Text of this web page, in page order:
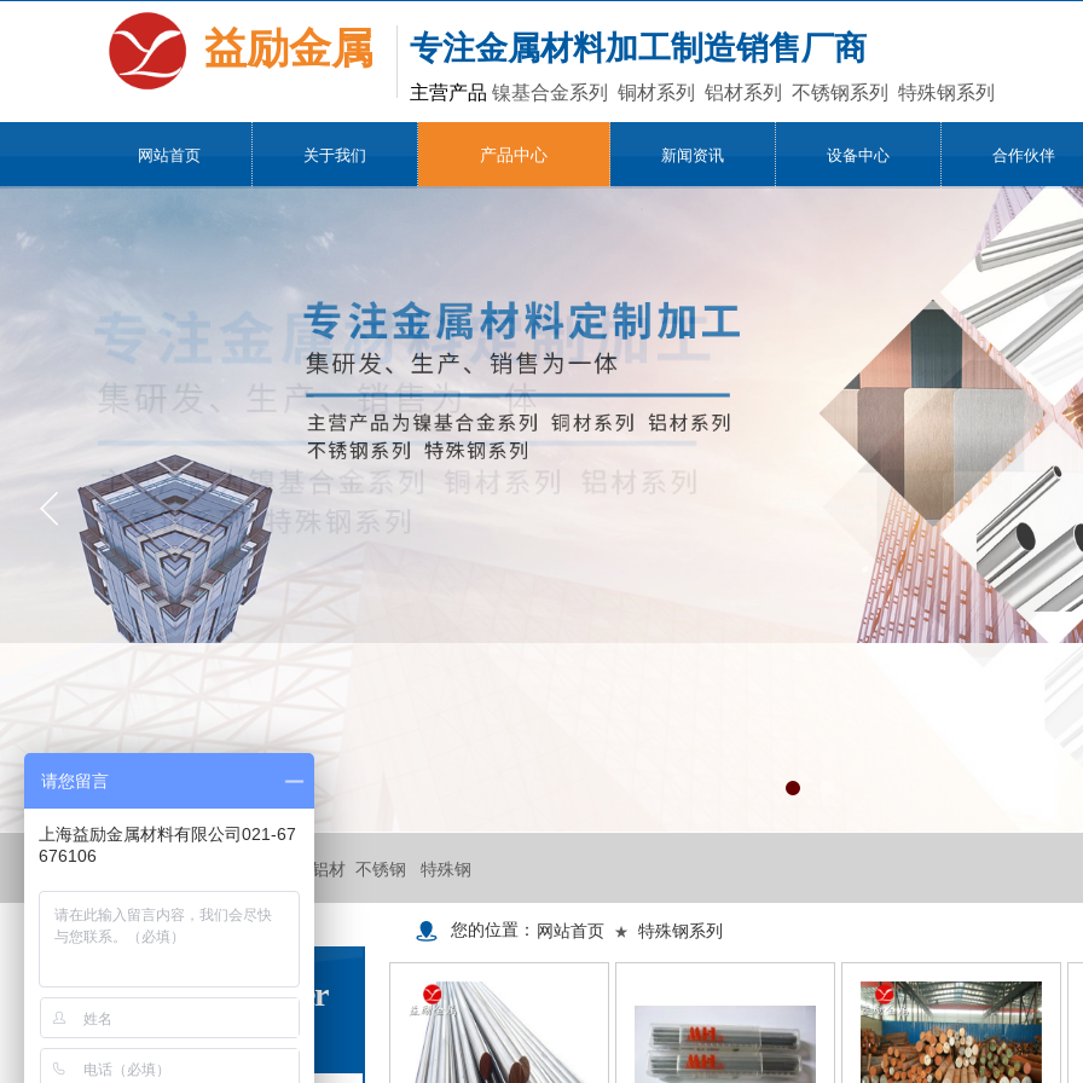
益励金属 专注金属材料加工制造销售厂商
主营产品 镍基合金系列 铜材系列 铝材系列 不锈钢系列 特殊钢系列
网站首页 关于我们 产品中心 新闻资讯 设备中心 合作伙伴
铝材 不锈钢 特殊钢
您的位置： 网站首页 ★ 特殊钢系列
Product Center
金属材料中心
请您留言
上海益励金属材料有限公司021-67
676106